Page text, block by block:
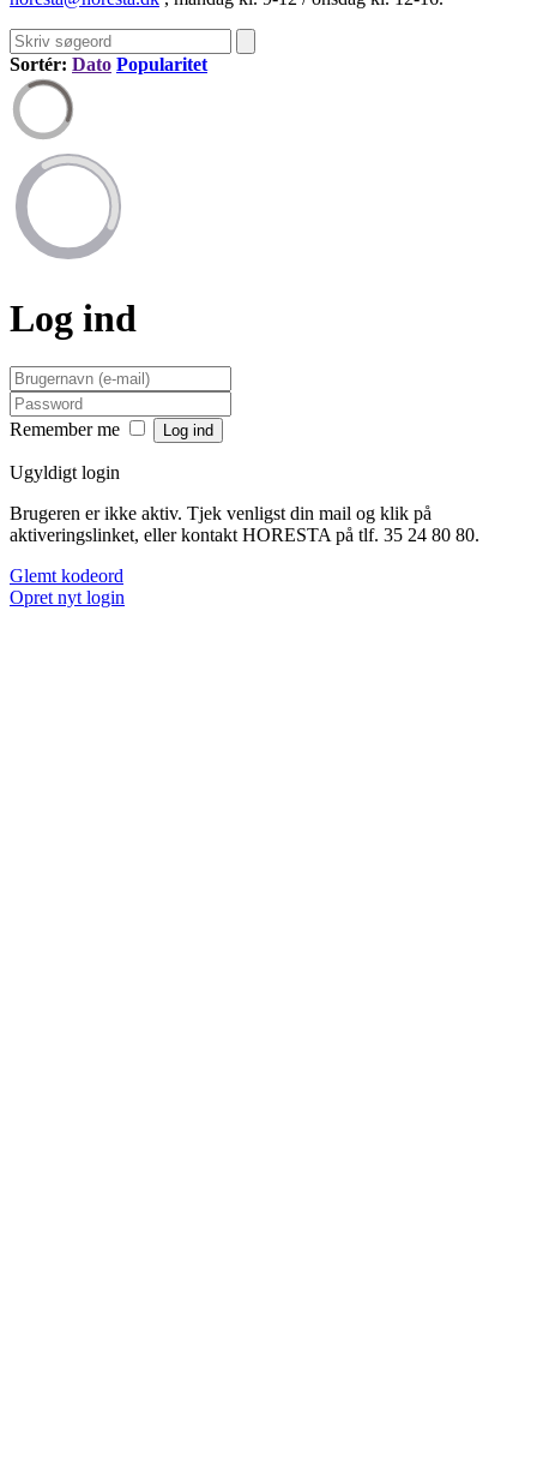
Sortér: Dato Popularitet
Log ind
Remember me
Ugyldigt login
Brugeren er ikke aktiv. Tjek venligst din mail og klik på
aktiveringslinket, eller kontakt HORESTA på tlf. 35 24 80 80.
Glemt kodeord
Opret nyt login